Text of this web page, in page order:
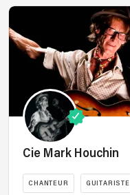
Cie Mark Houchin
CHANTEUR GUITARISTE